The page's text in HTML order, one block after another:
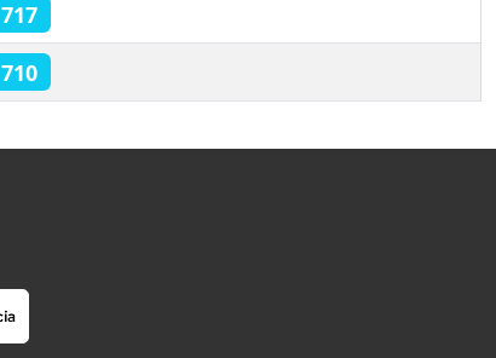
717
710